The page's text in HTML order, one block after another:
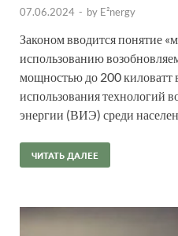
07.06.2024 - by E²nergy
Законом вводится понятие
использованию
мощностью до 200 киловатт
использования технологий
энергии (ВИЭ) среди
ЧИТАТЬ ДАЛЕЕ